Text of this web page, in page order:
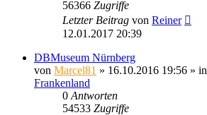
56366 Zugriffe
Letzter Beitrag von Reiner
12.01.2017 20:39
DBMuseum Nürnberg
von Marcel81 » 16.10.2016 19:56 » in
Frankenland
0 Antworten
54533 Zugriffe